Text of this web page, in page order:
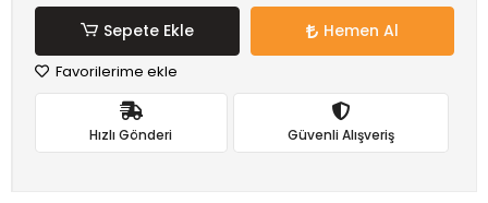
Sepete Ekle Hemen Al
Favorilerime ekle
Hızlı Gönderi Güvenli Alışveriş